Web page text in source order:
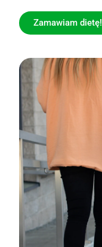
Zamawiam dietę!